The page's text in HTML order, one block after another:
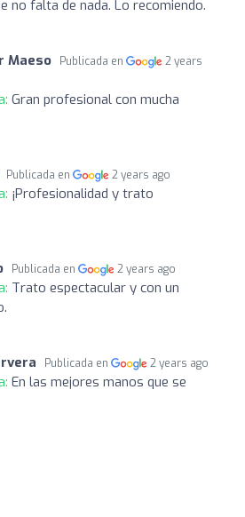
no falta de nada. Lo recomiendo.
Maeso Publicada en
2 years
Gran profesional con mucha
Publicada en 2 years ago
¡Profesionalidad y trato
Publicada en 2 years ago
Trato espectacular y con un
Publicada en 2 years ago
En las mejores manos que se